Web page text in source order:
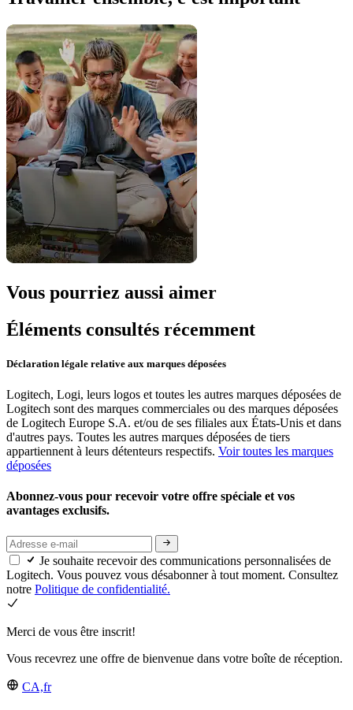
Vous pourriez aussi aimer
Éléments consultés récemment
Déclaration légale relative aux marques déposées
Logitech, Logi, leurs logos et toutes les autres marques déposées de
Logitech sont des marques commerciales ou des marques déposées
de Logitech Europe S.A. et/ou de ses filiales aux États-Unis et dans
d'autres pays. Toutes les autres marques déposées de tiers
appartiennent à leurs détenteurs respectifs. Voir toutes les marques
déposées
Abonnez-vous pour recevoir votre offre spéciale et vos
avantages exclusifs.
Je souhaite recevoir des communications personnalisées de
Logitech. Vous pouvez vous désabonner à tout moment. Consultez
notre Politique de confidentialité.
Merci de vous être inscrit!
Vous recevrez une offre de bienvenue dans votre boîte de réception.
CA,fr